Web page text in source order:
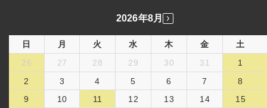
2026年8月
日 月 火 水 木 金
土
26
27 28 29 30 31
1
2
3 4 5 6 7
8
9
10 11 12 13 14
15